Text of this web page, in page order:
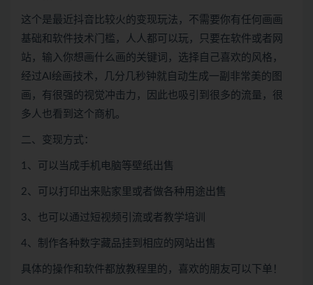
这个是最近抖音比较火的变现玩法，不需要你有任何画画
基础和软件技术门槛，人人都可以玩，只要在软件或者网
站，输入你想画什么画的关键词，选择自己喜欢的风格，
经过AI绘画技术，几分几秒钟就自动生成一副非常美的图
画，有很强的视觉冲击力，因此也吸引到很多的流量，很
多人也看到这个商机。
二、变现方式：
1、可以当成手机电脑等壁纸出售
2、可以打印出来贴家里或者做各种用途出售
3、也可以通过短视频引流或者教学培训
4、制作各种数字藏品挂到相应的网站出售
具体的操作和软件都放教程里的，喜欢的朋友可以下单！